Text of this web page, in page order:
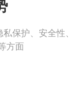
保护、安全性、
方面